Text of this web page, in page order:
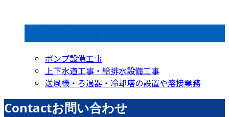
ポンプ設備工事
上下水道工事・給排水設備工事
送風機・ろ過器・冷却塔の設置や溶接業務
Contactお問い合わせ